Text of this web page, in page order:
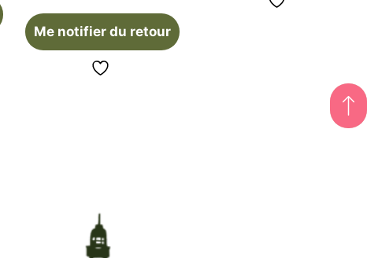
Me notifier du retour